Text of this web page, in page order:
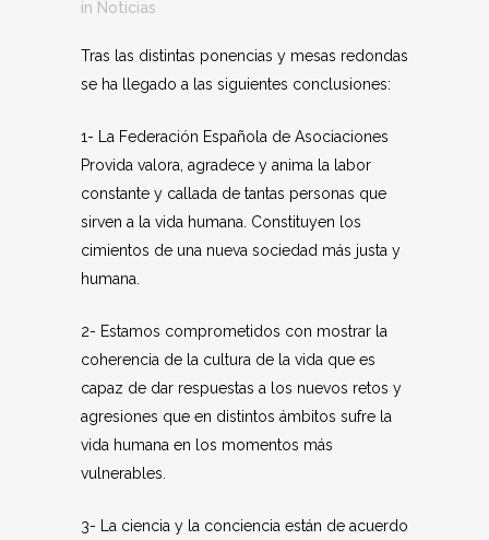
in Noticias
Tras las distintas ponencias y mesas redondas
se ha llegado a las siguientes conclusiones:
1- La Federación Española de Asociaciones
Provida valora, agradece y anima la labor
constante y callada de tantas personas que
sirven a la vida humana. Constituyen los
cimientos de una nueva sociedad más justa y
humana.
2- Estamos comprometidos con mostrar la
coherencia de la cultura de la vida que es
capaz de dar respuestas a los nuevos retos y
agresiones que en distintos ámbitos sufre la
vida humana en los momentos más
vulnerables.
3- La ciencia y la conciencia están de acuerdo